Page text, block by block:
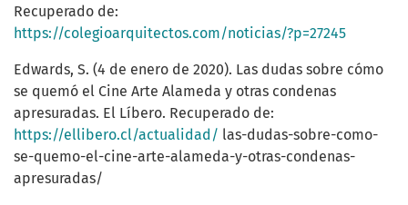
Recuperado de:
https://colegioarquitectos.com/noticias/?p=27245
Edwards, S. (4 de enero de 2020). Las dudas sobre cómo
se quemó el Cine Arte Alameda y otras condenas
apresuradas. El Líbero. Recuperado de:
https://ellibero.cl/actualidad/ las-dudas-sobre-como-
se-quemo-el-cine-arte-alameda-y-otras-condenas-
apresuradas/